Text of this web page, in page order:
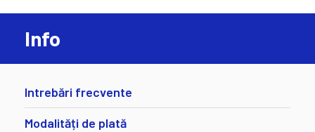
Info
Intrebări frecvente
Modalități de plată